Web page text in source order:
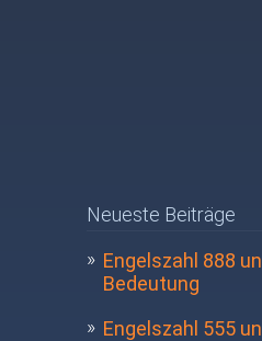
Neueste Beiträge
Engelszahl 888
Bedeutung
Engelszahl 555